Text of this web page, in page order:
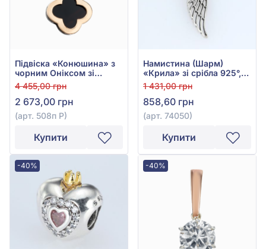
Підвіска «Конюшина» з
чорним Оніксом зі
срібла 925°/375°, арт.
508п Р
4 455,00 грн
2 673,00 грн
(арт. 508п Р)
Купити
Намистина (Шарм)
«Крила» зі срібла 925°,
без вставки, арт. 74050
1 431,00 грн
858,60 грн
(арт. 74050)
Купити
-40% -40%